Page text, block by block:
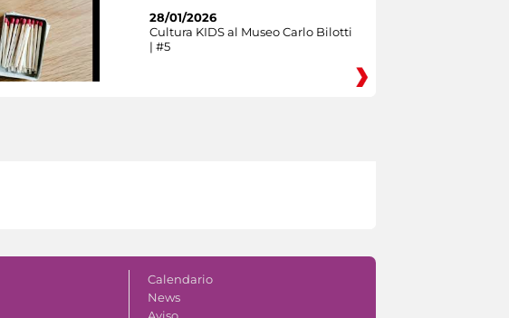
28/01/2026
Cultura KIDS al Museo Carlo Bilotti
| #5
Calendario
News
Aviso